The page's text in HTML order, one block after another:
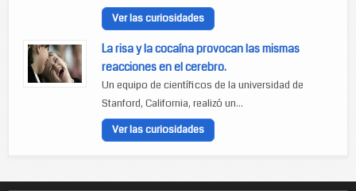
Ver las curiosidades
La risa y la cocaína provocan las mismas
reacciones en el cerebro.
Un equipo de científicos de la universidad de
Stanford, California, realizó un...
Ver las curiosidades